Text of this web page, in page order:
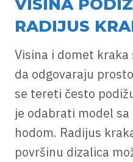
VISINA
RADIJUS
Visina i domet
da odgovaraju
se tereti često
je odabrati model
hodom. Radijus
površinu dizalica